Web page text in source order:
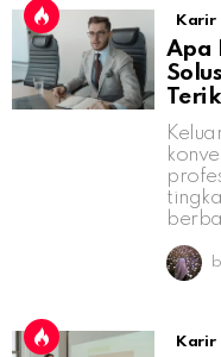
Karir
Apa
Karir